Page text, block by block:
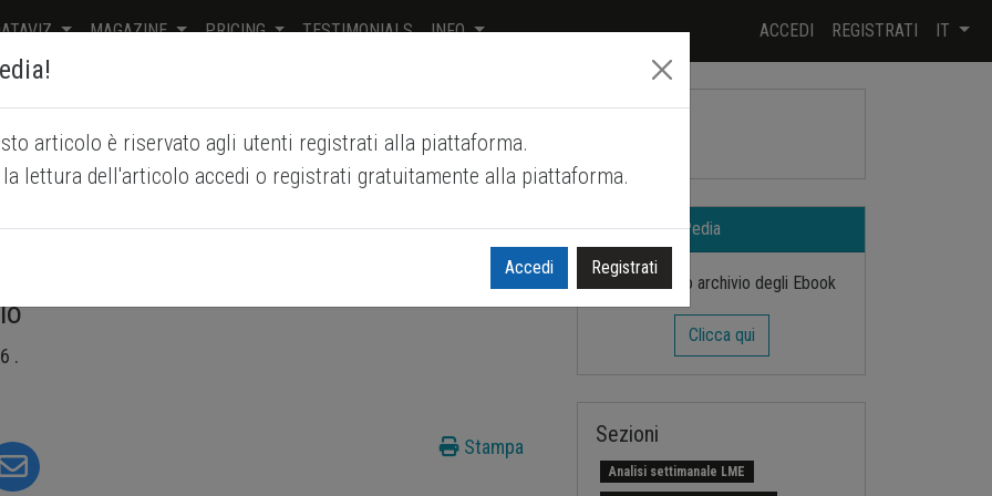
MAGAZINE PRICING TESTIMONIALS INFO ACCEDI REGISTRATI IT
dei metalli ferrosi 2026-
una ripresa dei prezzi dei metalli
.
Stampa
articolo è riservato agli utenti registrati alla piattaforma.
lettura dell'articolo accedi o registrati gratuitamente alla piattaforma.
Accedi Registrati
Ebook PricePedia
Visita il nostro archivio degli Ebook
Clicca qui
Sezioni
Analisi settimanale LME